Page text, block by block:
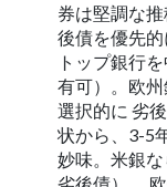
券は堅調な
後債を優先
トップ銀行
有可）。欧州
選択的に 劣
状から、3-5
妙味。米銀